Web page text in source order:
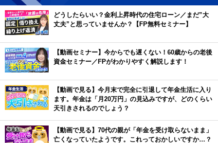
どうしたらいい？金利上昇時代の住宅ローン／まだ”大
丈夫”と思っていませんか？【FP無料セミナー】
【動画セミナー】今からでも遅くない！60歳からの老後
資金セミナー／FPがわかりやすく解説します！
【動画で見る】今月末で完全に引退して年金生活に入り
ます。年金は「月20万円」の見込みですが、どのくらい
天引きされるのでしょう？
【動画で見る】70代の親が「年金を受け取らないまま」
亡くなっていたようです。これっておかしいですか…？